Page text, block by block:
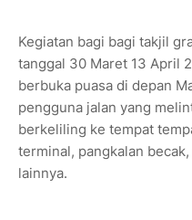
Kegiatan bagi bagi takjil
tanggal 30 Maret 13 April
berbuka puasa di depan
pengguna jalan yang
berkeliling ke tempat
terminal, pangkalan
lainnya.